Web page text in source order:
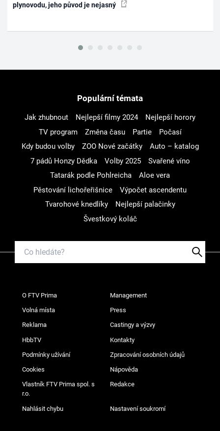
plynovodu, jeho původ je nejasný
Populární témata
Jak zhubnout Nejlepší filmy 2024
Nejlepší horory
TV program
Změna času Partie
Počasí
Kdy budou volby
ZOO Nové začátky
Auto – katalog
7 pádů Honzy Dědka
Volby 2025
Svařené víno
Tatarák podle Pohlreicha
Aloe vera
Pěstování lichořeřišnice
Výpočet ascendentu
Tvarohové knedlíky
Nejlepší palačinky
Švestkový koláč
O FTV Prima Management
Volná místa Press
Reklama Castingy a výzvy
HbbTV Kontakty
Podmínky užívání Zpracování osobních údajů
Cookies Nápověda
Vlastník FTV Prima spol. s
r.o.
Redakce
Nahlásit chybu Nastavení soukromí